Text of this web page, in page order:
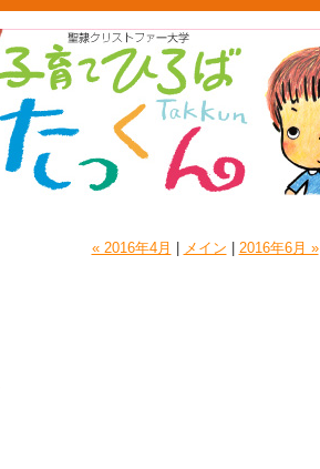
« 2016年4月 メイン 2016年6月 »